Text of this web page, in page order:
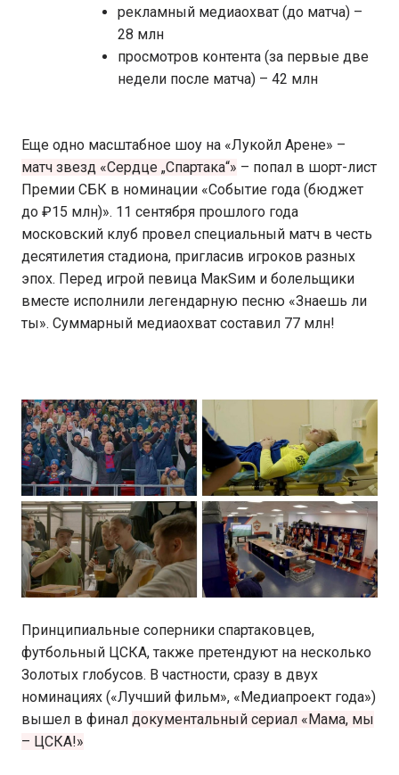
рекламный медиаохват (до матча) –
28 млн
просмотров контента (за первые две
недели после матча) – 42 млн
Еще одно масштабное шоу на «Лукойл Арене» –
матч звезд «Сердце „Спартака“» – попал в шорт-лист
Премии СБК в номинации «Событие года (бюджет
до ₽15 млн)». 11 сентября прошлого года
московский клуб провел специальный матч в честь
десятилетия стадиона, пригласив игроков разных
эпох. Перед игрой певица МакSим и болельщики
вместе исполнили легендарную песню «Знаешь ли
ты». Суммарный медиаохват составил 77 млн!
Принципиальные соперники спартаковцев,
футбольный ЦСКА, также претендуют на несколько
Золотых глобусов. В частности, сразу в двух
номинациях («Лучший фильм», «Медиапроект года»)
вышел в финал документальный сериал «Мама, мы
– ЦСКА!»